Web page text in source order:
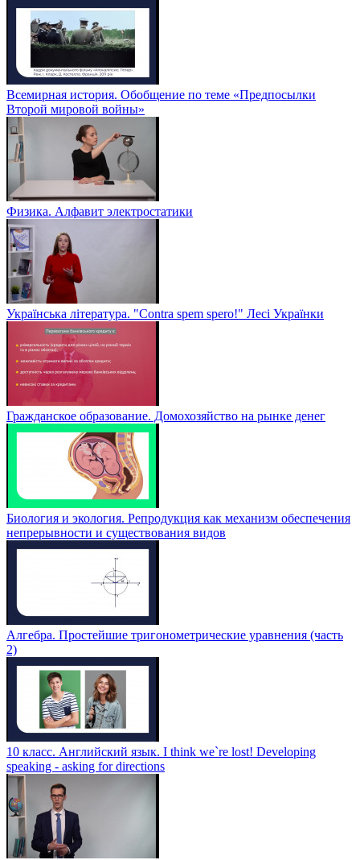
Всемирная история. Обобщение по теме «Предпосылки
Второй мировой войны»
Физика. Алфавит электростатики
Українська література. "Contra spem spero!" Лесі Українки
Гражданское образование. Домохозяйство на рынке денег
Биология и экология. Репродукция как механизм обеспечения
непрерывности и существования видов
Алгебра. Простейшие тригонометрические уравнения (часть
2)
10 класс. Английский язык. I think we`re lost! Developing
speaking - asking for directions